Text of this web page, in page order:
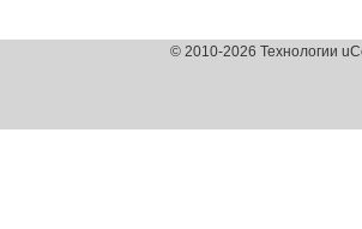
© 2010-2026 Технологии